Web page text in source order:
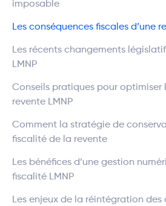
imposable
Les conséquences fiscales d’une
Les récents changements
LMNP
Conseils pratiques pour optimiser
revente LMNP
Comment la stratégie de
fiscalité de la revente
Les bénéfices d’une gestion
fiscalité LMNP
Les enjeux de la réintégration